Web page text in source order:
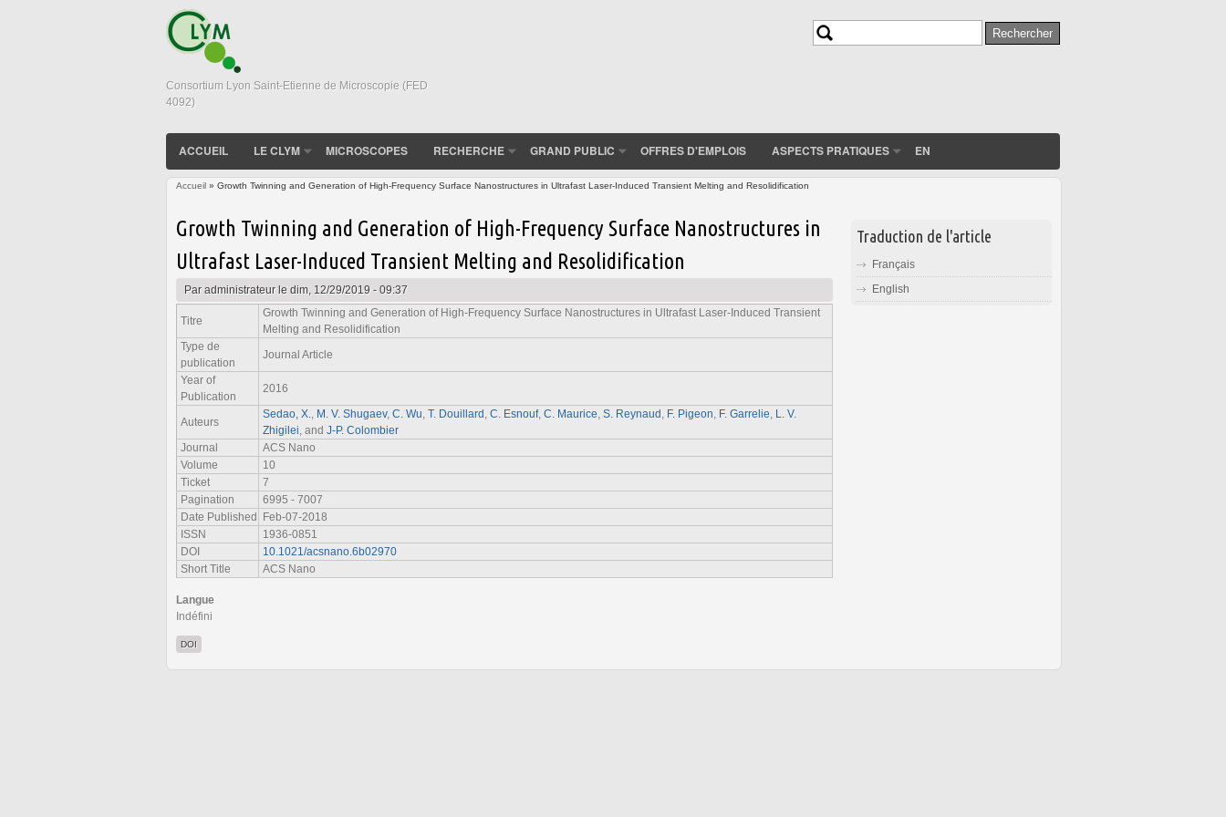
Consortium Lyon Saint-Etienne de Microscopie (FED
4092)
Rechercher
ACCUEIL LE CLYM MICROSCOPES RECHERCHE GRAND PUBLIC OFFRES D'EMPLOIS ASPECTS PRATIQUES EN
Accueil » Growth Twinning and Generation of High-Frequency Surface Nanostructures in Ultrafast Laser-Induced Transient Melting and Resolidification
Growth Twinning and Generation of High-Frequency Surface Nanostructures in
Ultrafast Laser-Induced Transient Melting and Resolidification
Paradministrateurle dim, 12/29/2019 - 09:37
Titre
Growth Twinning and Generation of High-Frequency Surface Nanostructures in Ultrafast Laser-Induced Transient
Melting and Resolidification
Type de
publication
Journal Article
Year of
Publication
2016
Auteurs
Sedao, X. M. V. Shugaev, C. Wu T. Douillard C. Esnouf, C. Maurice S. Reynaud F. Pigeon F. Garrelie L. V.
Zhigilei , and J-P. Colombier
Journal
ACS Nano
Volume
10
Ticket
7
Pagination
6995 - 7007
Date Published Feb-07-2018
ISSN
1936-0851
DOI
10.1021/acsnano.6b02970
Short Title
ACS Nano
Langue
Indéfini
DOI
Traduction de l'article
Français
English